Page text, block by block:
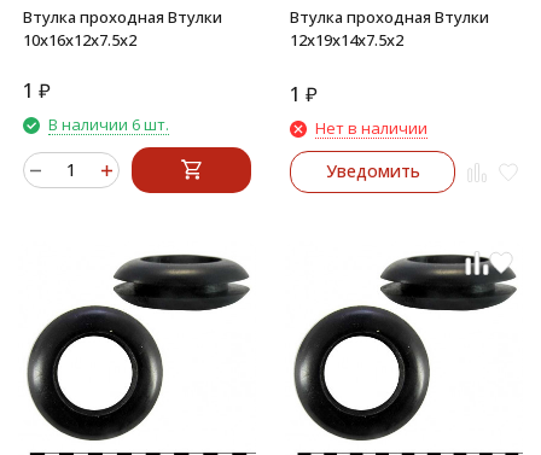
Втулка проходная Втулки
10х16х12х7.5х2
1 ₽
В наличии 6 шт.
Втулка проходная Втулки
12х19х14х7.5х2
1 ₽
Нет в наличии
Уведомить